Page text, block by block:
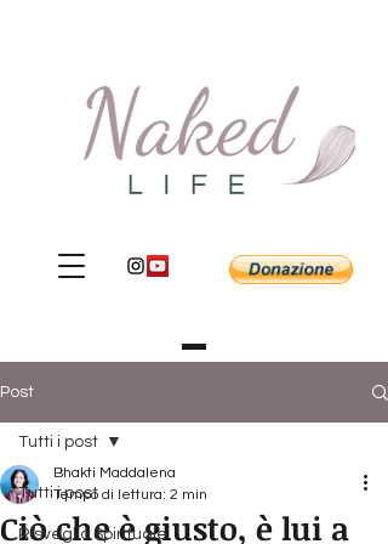
Post
Tutti i post
Risveglio Spirituale
Tutti i post
Ciò che è giusto, è lui a
Bhakti Maddalena
Tempo di lettura: 2 min